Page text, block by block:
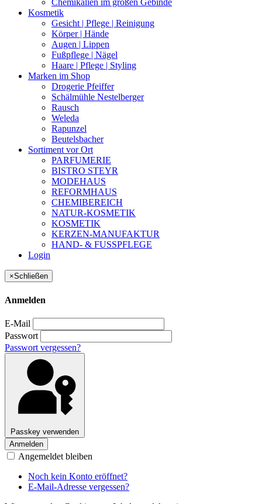
Chemikalien im großen Gebinde
Kosmetik
Gesicht | Pflege | Reinigung
Körper | Hände
Augen | Lippen
Fußpflege | Nägel
Haare | Pflege | Styling
Marken im Shop
Drogerie Pfeiffer
Schälmühle Nestelberger
Rausch
Weleda
Rapunzel
Beutelsbacher
Sortiment vor Ort
PARFUMERIE
BISTRO STEYR
MODEHAUS
REFORMHAUS
CHEMIBEREICH
NATUR-KOSMETIK
KOSMETIK
KERZEN-MANUFAKTUR
HAND- & FUSSPFLEGE
Login
×Schließen
Anmelden
E-Mail
Passwort
Passwort vergessen?
Passkey verwenden
Anmelden
Angemeldet bleiben
Noch kein Konto eröffnet?
E-Mail-Adresse vergessen?